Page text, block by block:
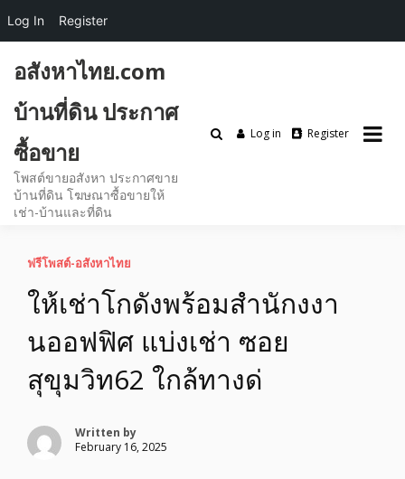
content
อสังหาไทย.com
บ้านที่ดิน ประกาศ
ซื้อขาย
โพสต์ขายอสังหา ประกาศขาย
บ้านที่ดิน โฆษณาซื้อขายให้
เช่า-บ้านและที่ดิน
Log in Register
ฟรีโพสต์-อสังหาไทย
ให้เช่าโกดังพร้อมสำนักงงา
นออฟฟิศ แบ่งเช่า ซอย
สุขุมวิท62 ใกล้ทางด่
Written by
February 16, 2025
Log In Register